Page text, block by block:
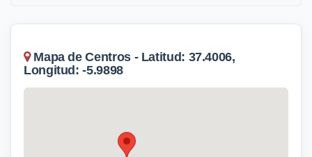
Mapa de Centros - Latitud: 37.4006,
Longitud: -5.9898